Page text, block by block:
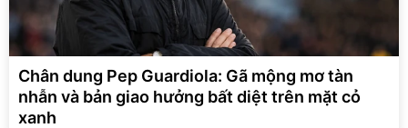
Chân dung Pep Guardiola: Gã mộng mơ tàn
nhẫn và bản giao hưởng bất diệt trên mặt cỏ
xanh